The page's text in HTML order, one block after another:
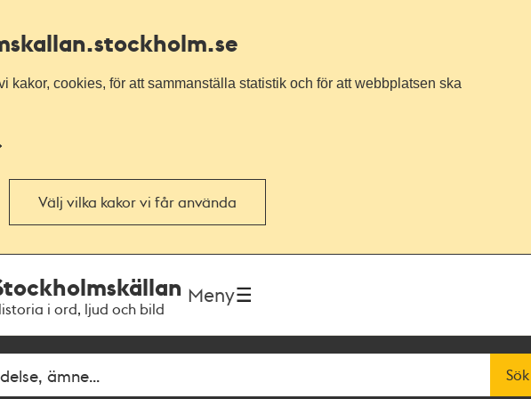
.stockholm.se
kakor, cookies, för att sammanställa statistik och för att webbplatsen ska
Välj vilka kakor vi får använda
i ord, ljud och bild
Meny
Sök